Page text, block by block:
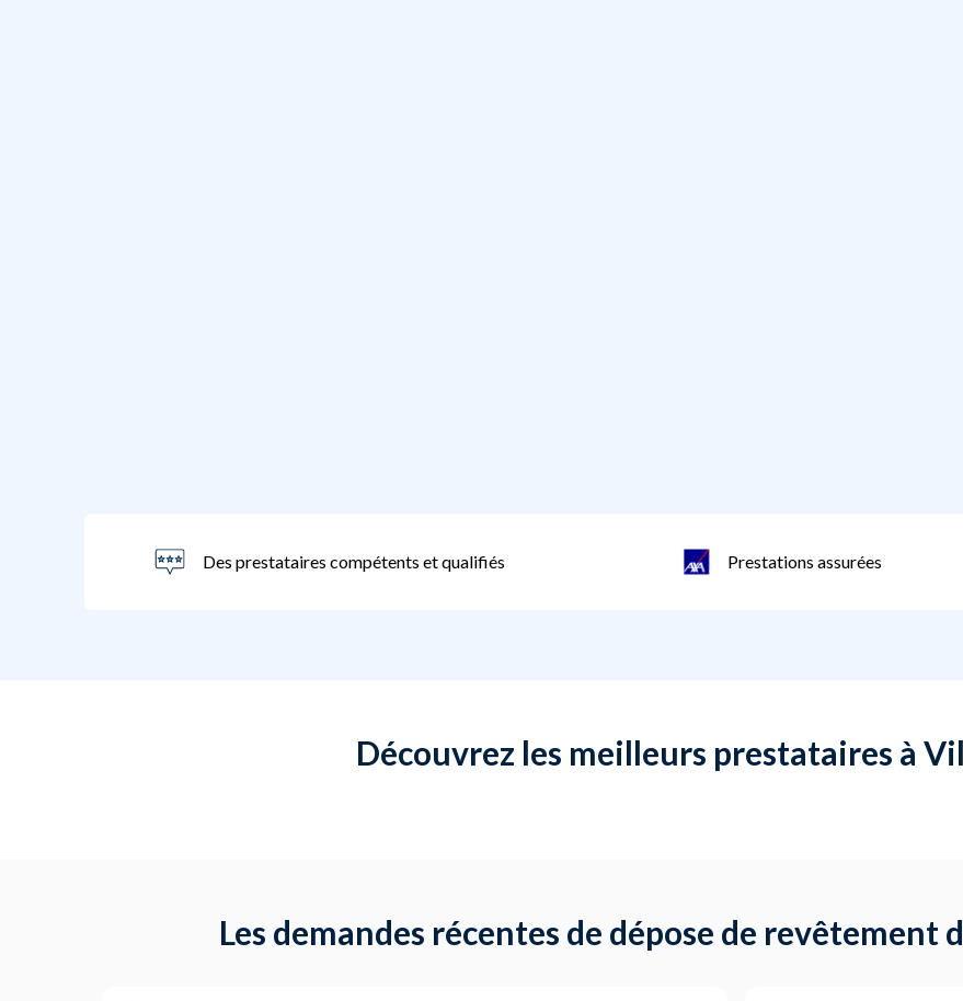
Des prestataires compétents et qualifiés Prestations assurées
Découvrez les meilleurs prestataires à
Les demandes récentes de dépose de revêtement